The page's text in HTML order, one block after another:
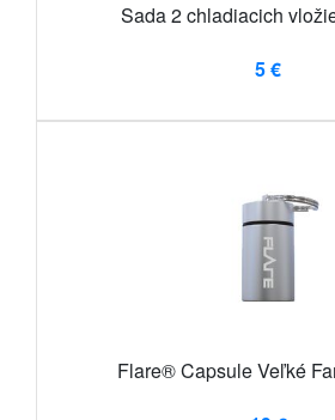
Sada 2 chladiacich
5 €
Flare® Capsule Veľké